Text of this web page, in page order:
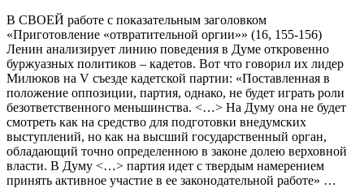
В СВОЕЙ работе с показательным заголовком
«Приготовление «отвратительной оргии»» (16, 155-156)
Ленин анализирует линию поведения в Думе откровенно
буржуазных политиков – кадетов. Вот что говорил их лидер
Милюков на V съезде кадетской партии: «Поставленная в
положение оппозиции, партия, однако, не будет играть роли
безответственного меньшинства. <…> На Думу она не будет
смотреть как на средство для подготовки внедумских
выступлений, но как на высший государственный орган,
обладающий точно определенною в законе долею верховной
власти. В Думу <…> партия идет с твердым намерением
принять активное участие в ее законодательной работе» …